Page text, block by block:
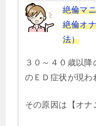
絶倫マ
絶倫オ
法）
３０～４０歳以
のＥＤ症状が現わ
その原因は【オナ